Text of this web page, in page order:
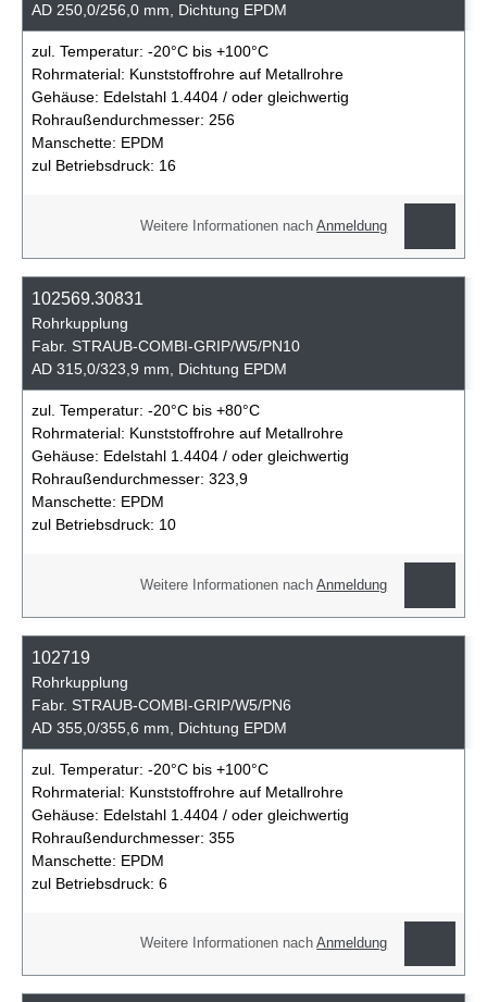
AD 250,0/256,0 mm, Dichtung EPDM
zul. Temperatur: -20°C bis +100°C
Rohrmaterial: Kunststoffrohre auf Metallrohre
Gehäuse: Edelstahl 1.4404 / oder gleichwertig
Rohraußendurchmesser: 256
Manschette: EPDM
zul Betriebsdruck: 16
Weitere Informationen nachAnmeldung
102569.30831
Rohrkupplung
Fabr. STRAUB-COMBI-GRIP/W5/PN10
AD 315,0/323,9 mm, Dichtung EPDM
zul. Temperatur: -20°C bis +80°C
Rohrmaterial: Kunststoffrohre auf Metallrohre
Gehäuse: Edelstahl 1.4404 / oder gleichwertig
Rohraußendurchmesser: 323,9
Manschette: EPDM
zul Betriebsdruck: 10
Weitere Informationen nachAnmeldung
102719
Rohrkupplung
Fabr. STRAUB-COMBI-GRIP/W5/PN6
AD 355,0/355,6 mm, Dichtung EPDM
zul. Temperatur: -20°C bis +100°C
Rohrmaterial: Kunststoffrohre auf Metallrohre
Gehäuse: Edelstahl 1.4404 / oder gleichwertig
Rohraußendurchmesser: 355
Manschette: EPDM
zul Betriebsdruck: 6
Weitere Informationen nachAnmeldung